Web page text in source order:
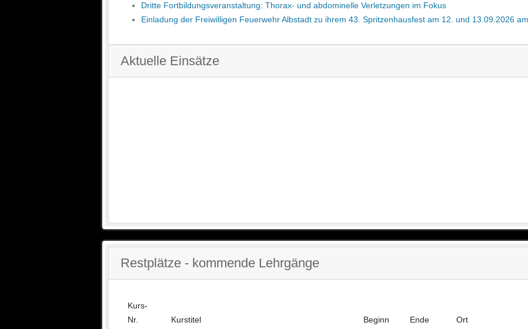
Dritte Fortbildungsveranstaltung: Thorax- und abdominelle Verletzungen im Fokus
Einladung der Freiwilligen Feuerwehr Albstadt zu ihrem 43. Spritzenhausfest am 12. und 13.09.2026
Aktuelle Einsätze
Restplätze - kommende Lehrgänge
Kurs-
Nr.
Kurstitel Beginn Ende Ort